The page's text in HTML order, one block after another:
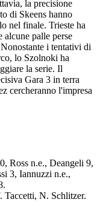
la precisione
di Skeens hanno
nel finale. Trieste ha
palle perse
i tentativi di
lo Szolnoki ha
la serie. Il
Gara 3 in terra
cercheranno l'impresa
Ross n.e., Deangeli 9,
3, Iannuzzi n.e.,
Taccetti, N. Schlitzer.